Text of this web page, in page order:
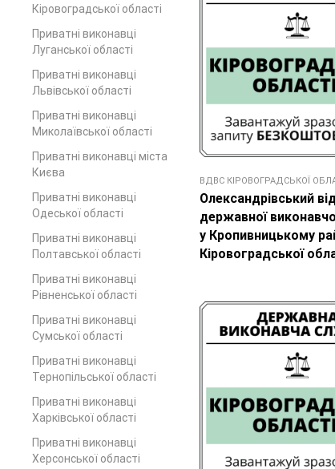
ВДВС КІРОВОГРАДСЬКОЇ
Олександрівський
державної
у Кропивницькому
Кіровоградської
Кіровоградської області
Приватні виконавці
Луганської області
Приватні виконавці
Львівської області
Приватні виконавці
Миколаївської області
Приватні виконавці міста
Києва
Приватні виконавці
Одеської області
Приватні виконавці
Полтавської області
Приватні виконавці
Рівненської області
Приватні виконавці
Сумської області
Приватні виконавці
Тернопільської області
Приватні виконавці
Харківської області
Приватні виконавці
Херсонської області